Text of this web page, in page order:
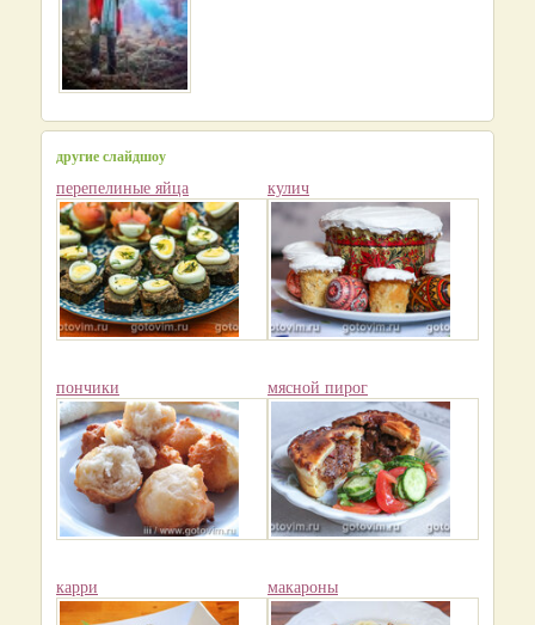
другие слайдшоу
перепелиные яйца кулич
пончики мясной пирог
карри макароны